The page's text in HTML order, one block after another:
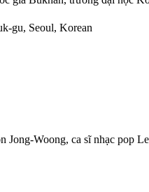
gu, Seoul, Korean
Jong-Woong, ca sĩ nhạc pop